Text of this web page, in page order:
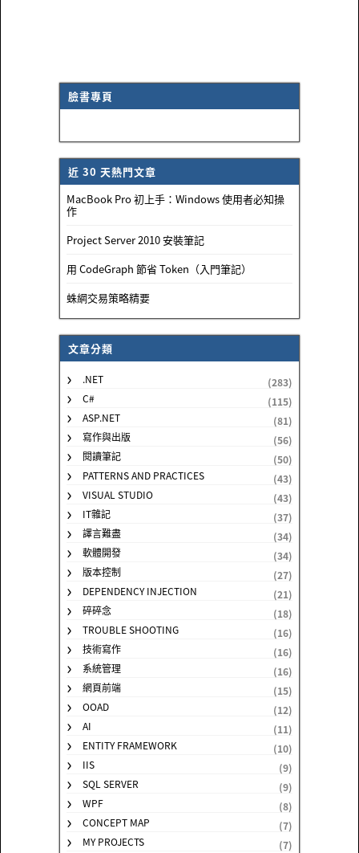
臉書專頁
近 30 天熱門文章
MacBook Pro 初上手：Windows 使用者必知操
作
Project Server 2010 安裝筆記
用 CodeGraph 節省 Token（入門筆記）
蛛網交易策略精要
文章分類
.NET
(283)
C#
(115)
ASP.NET
(81)
寫作與出版
(56)
閱讀筆記
(50)
PATTERNS AND PRACTICES
(43)
VISUAL STUDIO
(43)
IT雜記
(37)
譯言難盡
(34)
軟體開發
(34)
版本控制
(27)
DEPENDENCY INJECTION
(21)
碎碎念
(18)
TROUBLE SHOOTING
(16)
技術寫作
(16)
系統管理
(16)
網頁前端
(15)
OOAD
(12)
AI
(11)
ENTITY FRAMEWORK
(10)
IIS
(9)
SQL SERVER
(9)
WPF
(8)
CONCEPT MAP
(7)
MY PROJECTS
(7)